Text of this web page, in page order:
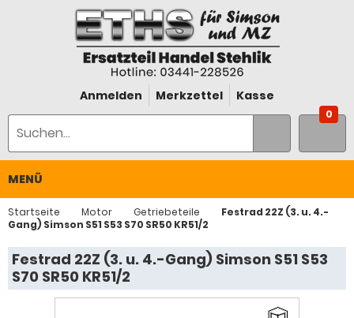
Anmelden Merkzettel Kasse
0
MENÜ
Startseite Motor Getriebeteile
Festrad 22Z (3. u. 4.-
Gang) Simson S51 S53 S70 SR50 KR51/2
Festrad 22Z (3. u. 4.-Gang) Simson S51 S53
S70 SR50 KR51/2